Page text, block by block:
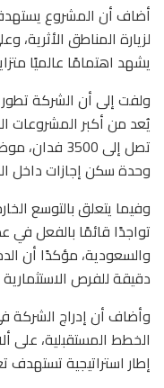
أضاف أن المشروع يستهدف
لزيارة المناطق الأثرية،
يشهد اهتمامًا عالميًا
يُعد من أكبر المشروعات
وحدة سكن إجازات داخل
وفيما يتعلق بالتوسع
تواجدًا قائمًا بالفعل في
والسعودية، مؤكدًا أن
دقيقة للفرص
وأضاف أن إدراج
الخطط المستقبلية، على
إطار استراتيجية تستهدف